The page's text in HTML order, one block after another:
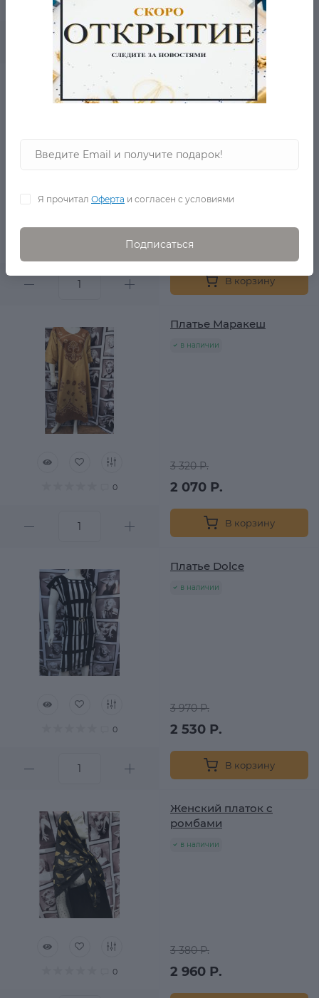
В корзину
Оранжевое Платье MO
в наличии
1 990 Р.
В корзину
0
Платье Маракеш
в наличии
3 320 Р.
2 070 Р.
В корзину
0
Платье Dolce
в наличии
3 970 Р.
2 530 Р.
В корзину
0
Женский платок с
ромбами
в наличии
3 380 Р.
2 960 Р.
Я прочитал Оферта и согласен с условиями
Подписаться